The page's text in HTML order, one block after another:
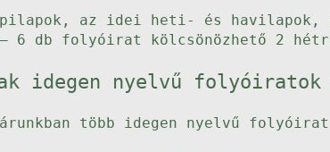
az idei heti- és havilapok,
6 db folyóirat kölcsönözhető 2
idegen nyelvű folyóiratok
több idegen nyelvű